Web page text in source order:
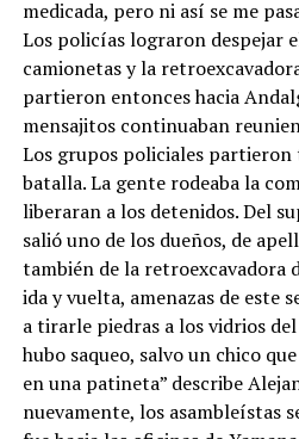
medicada, pero ni así se me
Los policías lograron despejar
camionetas y la
partieron entonces hacia
mensajitos continuaban
Los grupos policiales partieron
batalla. La gente rodeaba la
liberaran a los detenidos. Del
salió uno de los dueños, de
también de la retroexcavadora
ida y vuelta, amenazas de este
a tirarle piedras a los vidrios
hubo saqueo, salvo un chico
en una patineta” describe
nuevamente, los asambleístas